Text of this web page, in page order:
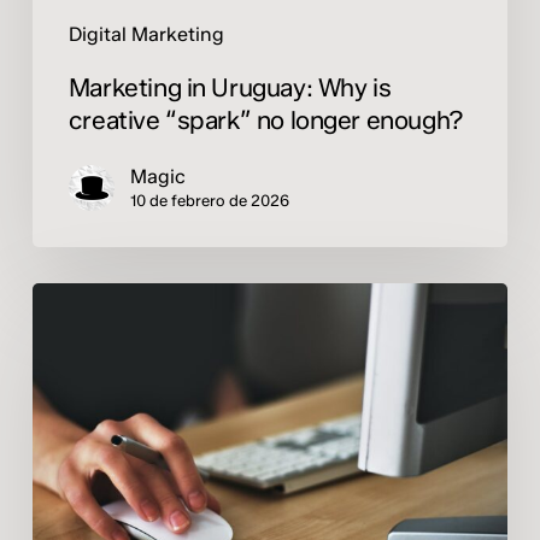
Digital Marketing
Marketing in Uruguay: Why is
creative “spark” no longer enough?
Magic
10 de febrero de 2026
Why
have
an
optimized,
professional
website